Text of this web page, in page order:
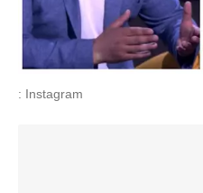
: Instagram